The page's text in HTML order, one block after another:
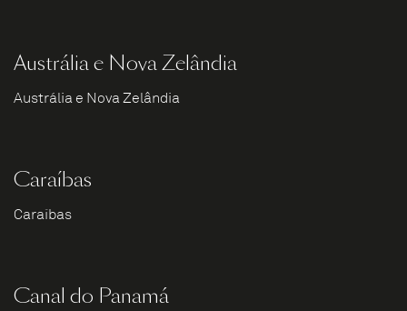
Austrália e Nova Zelândia
Austrália e Nova Zelândia
Caraíbas
Caraíbas
Canal do Panamá